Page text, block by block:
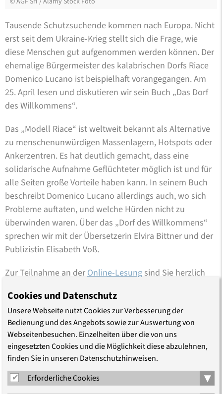
Tausende Schutzsuchende kommen nach Europa. Nicht
erst seit dem Ukraine-Krieg stellt sich die Frage, wie
diese Menschen gut aufgenommen werden können. Der
ehemalige Bürgermeister des kalabrischen Dorfs Riace
Domenico Lucano ist beispielhaft vorangegangen. Am
25. April lesen und diskutieren wir sein Buch „Das Dorf
des Willkommens“.
Das „Modell Riace“ ist weltweit bekannt als Alternative
zu menschenunwürdigen Massenlagern, Hotspots oder
Ankerzentren. Es hat deutlich gemacht, dass eine
solidarische Aufnahme Geflüchteter möglich ist und für
alle Seiten große Vorteile haben kann. In seinem Buch
beschreibt Domenico Lucano allerdings auch, wo sich
Probleme auftaten, und welche Hürden nicht zu
überwinden waren. Über das „Dorf des Willkommens“
sprechen wir mit der Übersetzerin Elvira Bittner und der
Publizistin Elisabeth Voß.
Zur Teilnahme an der Online-Lesung sind Sie herzlich
Erschienen am 12.04.2022
Aktualisiert am 24.05.2022
Teilen
Cookies und Datenschutz
Unsere Webseite nutzt Cookies zur Verbesserung der
Bedienung und des Angebots sowie zur Auswertung von
Webseitenbesuchen. Einzelheiten über die von uns
eingesetzten Cookies und die Möglichkeit diese abzulehnen,
finden Sie in unseren Datenschutzhinweisen.
Erforderliche Cookies
▾